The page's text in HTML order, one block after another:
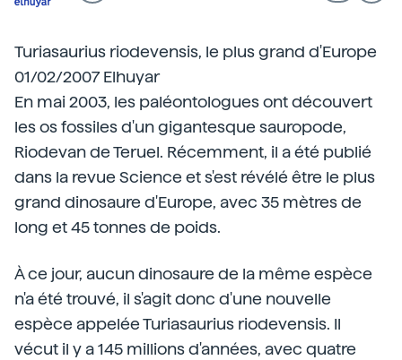
Turiasaurius riodevensis, le plus grand d'Europe
01/02/2007 Elhuyar
En mai 2003, les paléontologues ont découvert
les os fossiles d'un gigantesque sauropode,
Riodevan de Teruel. Récemment, il a été publié
dans la revue Science et s'est révélé être le plus
grand dinosaure d'Europe, avec 35 mètres de
long et 45 tonnes de poids.
À ce jour, aucun dinosaure de la même espèce
n'a été trouvé, il s'agit donc d'une nouvelle
espèce appelée Turiasaurius riodevensis. Il
vécut il y a 145 millions d'années, avec quatre